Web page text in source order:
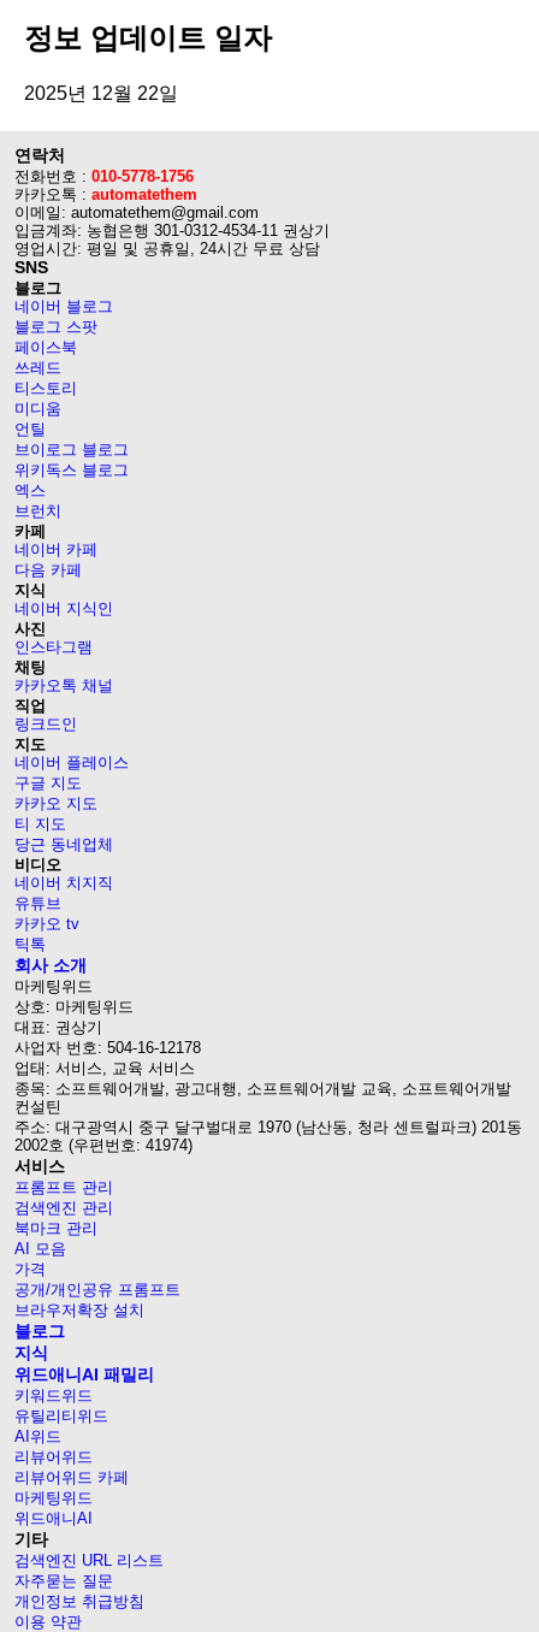
정보 업데이트 일자
2025년 12월 22일
연락처
전화번호 : 010-5778-1756
카카오톡 : automatethem
이메일: automatethem@gmail.com
입금계좌: 농협은행 301-0312-4534-11 권상기
영업시간: 평일 및 공휴일, 24시간 무료 상담
SNS
블로그
네이버 블로그
블로그 스팟
페이스북
쓰레드
티스토리
미디움
언틸
브이로그 블로그
위키독스 블로그
엑스
브런치
카페
네이버 카페
다음 카페
지식
네이버 지식인
사진
인스타그램
채팅
카카오톡 채널
직업
링크드인
지도
네이버 플레이스
구글 지도
카카오 지도
티 지도
당근 동네업체
비디오
네이버 치지직
유튜브
카카오 tv
틱톡
회사 소개
마케팅위드
상호: 마케팅위드
대표: 권상기
사업자 번호: 504-16-12178
업태: 서비스, 교육 서비스
종목: 소프트웨어개발, 광고대행, 소프트웨어개발 교육, 소프트웨어개발
컨설틴
주소: 대구광역시 중구 달구벌대로 1970 (남산동, 청라 센트럴파크) 201동
2002호 (우편번호: 41974)
서비스
프롬프트 관리
검색엔진 관리
북마크 관리
AI 모음
가격
공개/개인공유 프롬프트
브라우저확장 설치
블로그
지식
위드애니AI 패밀리
키워드위드
유틸리티위드
AI위드
리뷰어위드
리뷰어위드 카페
마케팅위드
위드애니AI
기타
검색엔진 URL 리스트
자주묻는 질문
개인정보 취급방침
이용 약관